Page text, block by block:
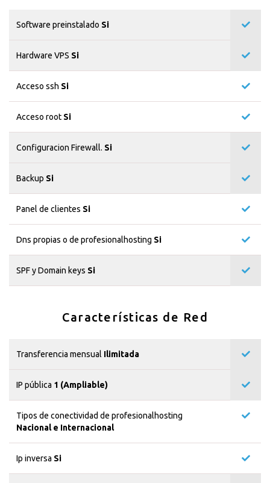
Software preinstalado Si
Hardware VPS Si
Acceso ssh Si
Acceso root Si
Configuracion Firewall. Si
Backup Si
Panel de clientes Si
Dns propias o de profesionalhosting Si
SPF y Domain keys Si
Características de Red
Transferencia mensual Ilimitada
IP pública 1 (Ampliable)
Tipos de conectividad de profesionalhosting
Nacional e Internacional
Ip inversa Si